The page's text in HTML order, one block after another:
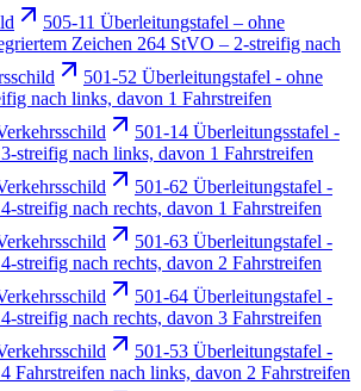
505-11 Überleitungstafel – ohne
Zeichen 264 StVO – 2-streifig nach
501-52 Überleitungstafel - ohne
nach links, davon 1 Fahrstreifen
501-14 Überleitungsstafel -
streifig nach links, davon 1 Fahrstreifen
501-62 Überleitungstafel -
streifig nach rechts, davon 1 Fahrstreifen
501-63 Überleitungstafel -
streifig nach rechts, davon 2 Fahrstreifen
501-64 Überleitungstafel -
streifig nach rechts, davon 3 Fahrstreifen
501-53 Überleitungstafel -
Fahrstreifen nach links, davon 2 Fahrstreifen